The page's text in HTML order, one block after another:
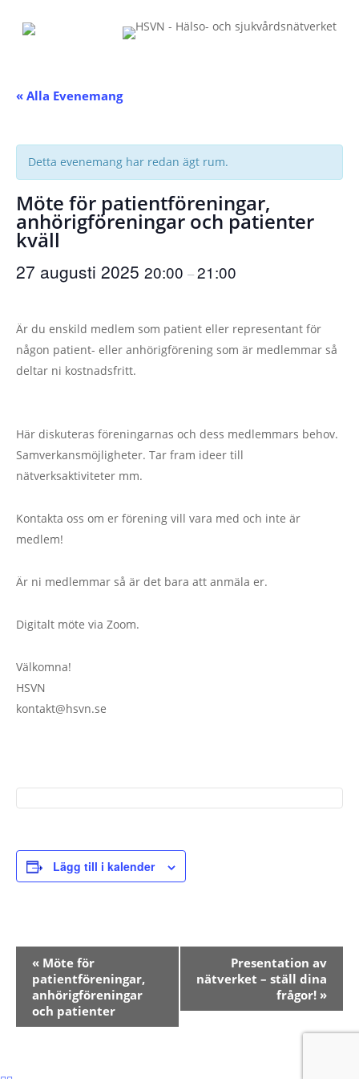
« Alla Evenemang
Detta evenemang har redan ägt rum.
Möte för patientföreningar,
anhörigföreningar och patienter
kväll
27 augusti 2025 20:00 –21:00
Är du enskild medlem som patient eller representant för
någon patient- eller anhörigförening som är medlemmar så
deltar ni kostnadsfritt.
Här diskuteras föreningarnas och dess medlemmars behov.
Samverkansmöjligheter. Tar fram ideer till
nätverksaktiviteter mm.
Kontakta oss om er förening vill vara med och inte är
medlem!
Är ni medlemmar så är det bara att anmäla er.
Digitalt möte via Zoom.
Välkomna!
HSVN
kontakt@hsvn.se
Lägg till i kalender
Evenemang-
navigering
« Möte för
patientföreningar,
anhörigföreningar
och patienter
Presentation av
nätverket – ställ dina
frågor! »